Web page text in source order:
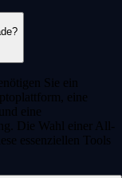
Sie ein
eine
eine
Die Wahl einer All-
essenziellen Tools